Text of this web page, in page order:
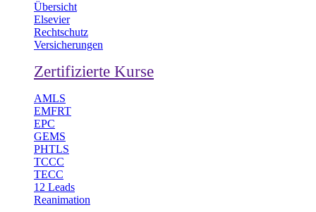
Übersicht
Elsevier
Rechtschutz
Versicherungen
Zertifizierte Kurse
AMLS
EMFRT
EPC
GEMS
PHTLS
TCCC
TECC
12 Leads
Reanimation